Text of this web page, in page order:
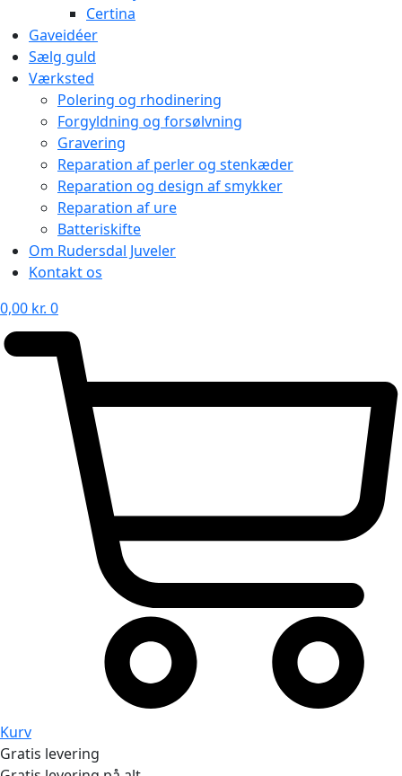
Certina
Gaveidéer
Sælg guld
Værksted
Polering og rhodinering
Forgyldning og forsølvning
Gravering
Reparation af perler og stenkæder
Reparation og design af smykker
Reparation af ure
Batteriskifte
Om Rudersdal Juveler
Kontakt os
0,00 kr. 0
Kurv
Gratis levering